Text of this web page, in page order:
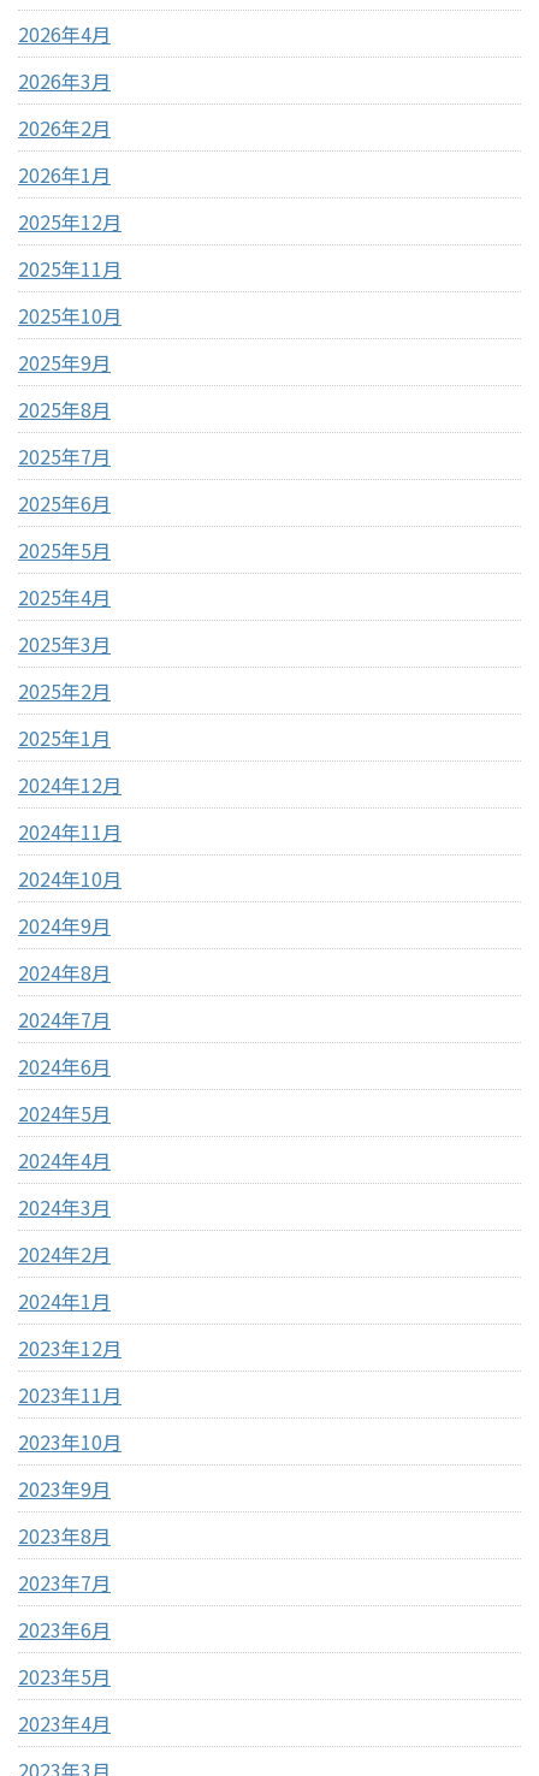
2026年4月
2026年3月
2026年2月
2026年1月
2025年12月
2025年11月
2025年10月
2025年9月
2025年8月
2025年7月
2025年6月
2025年5月
2025年4月
2025年3月
2025年2月
2025年1月
2024年12月
2024年11月
2024年10月
2024年9月
2024年8月
2024年7月
2024年6月
2024年5月
2024年4月
2024年3月
2024年2月
2024年1月
2023年12月
2023年11月
2023年10月
2023年9月
2023年8月
2023年7月
2023年6月
2023年5月
2023年4月